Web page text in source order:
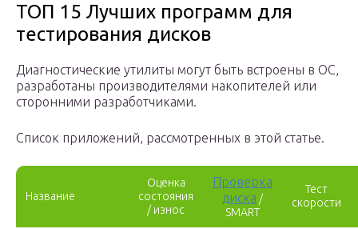
ТОП 15 Лучших программ для
тестирования дисков
Диагностические утилиты могут быть встроены в ОС,
разработаны производителями накопителей или
сторонними разработчиками.
Список приложений, рассмотренных в этой статье.
Название
Оценка
состояния
/ износ
Проверка
диска /
SMART
Тест
скорости